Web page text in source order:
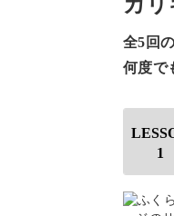
血流
お風
全5回
何度で
1